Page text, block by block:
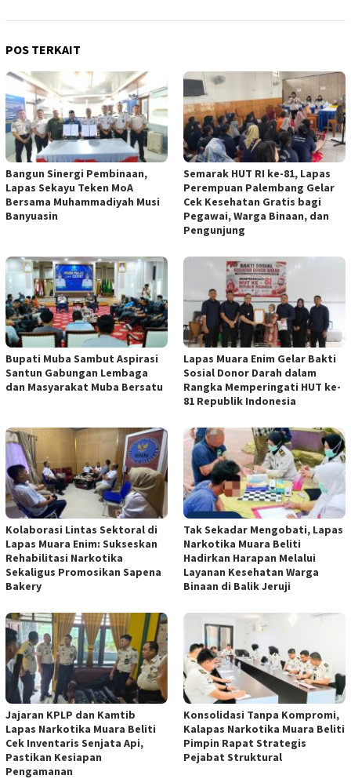
POS TERKAIT
Bangun Sinergi Pembinaan,
Lapas Sekayu Teken MoA
Bersama Muhammadiyah Musi
Banyuasin
Semarak HUT RI ke-81, Lapas
Perempuan Palembang Gelar
Cek Kesehatan Gratis bagi
Pegawai, Warga Binaan, dan
Pengunjung
Bupati Muba Sambut Aspirasi
Santun Gabungan Lembaga
dan Masyarakat Muba Bersatu
Lapas Muara Enim Gelar Bakti
Sosial Donor Darah dalam
Rangka Memperingati HUT ke-
81 Republik Indonesia
Kolaborasi Lintas Sektoral di
Lapas Muara Enim: Sukseskan
Rehabilitasi Narkotika
Sekaligus Promosikan Sapena
Bakery
Tak Sekadar Mengobati, Lapas
Narkotika Muara Beliti
Hadirkan Harapan Melalui
Layanan Kesehatan Warga
Binaan di Balik Jeruji
Jajaran KPLP dan Kamtib
Lapas Narkotika Muara Beliti
Cek Inventaris Senjata Api,
Pastikan Kesiapan
Pengamanan
Konsolidasi Tanpa Kompromi,
Kalapas Narkotika Muara Beliti
Pimpin Rapat Strategis
Pejabat Struktural